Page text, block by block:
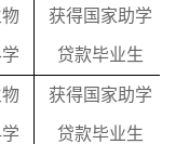
获得国家助学
贷款毕业生
获得国家助学
贷款毕业生